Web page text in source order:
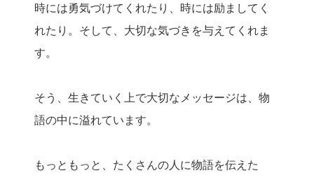
時には勇気づけてくれたり、時には励ましてく
れたり。そして、大切な気づきを与えてくれま
す。
そう、生きていく上で大切なメッセージは、物
語の中に溢れています。
もっともっと、たくさんの人に物語を伝えた